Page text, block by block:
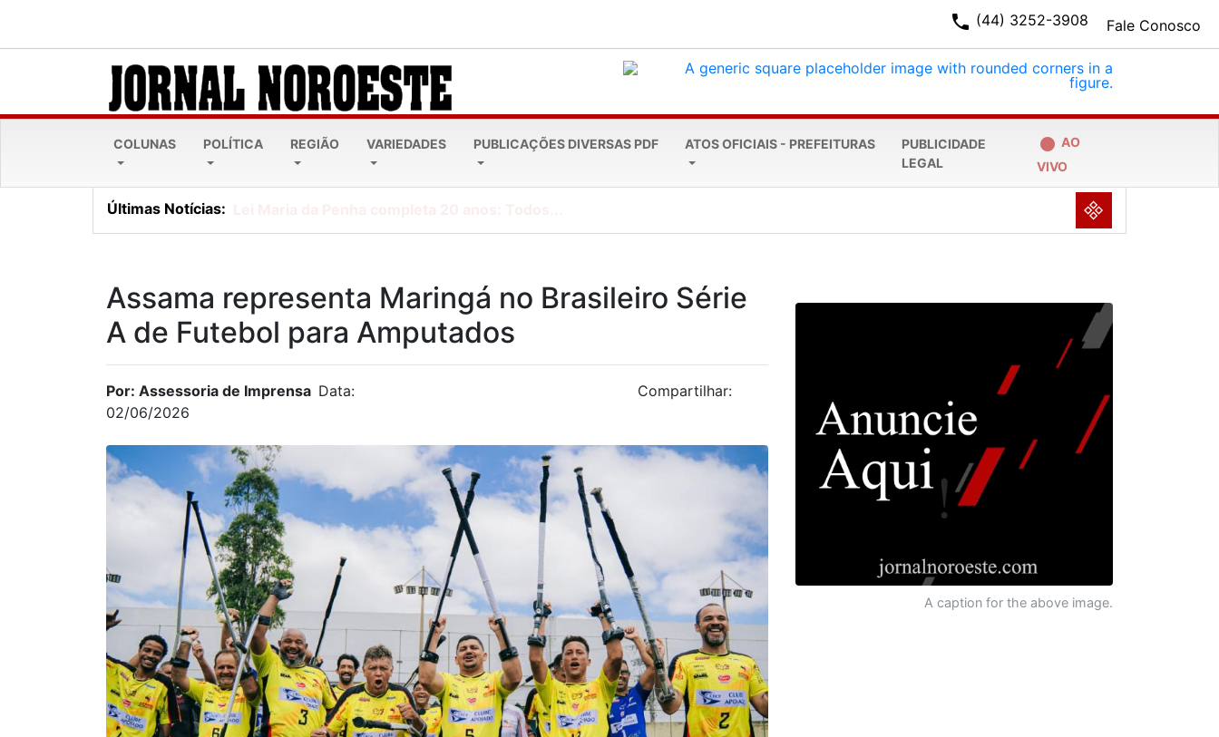
Fale Conosco
phone (44) 3252-3908
COLUNAS POLÍTICA REGIÃO VARIEDADES PUBLICAÇÕES DIVERSAS PDF ATOS OFICIAIS - PREFEITURAS
PUBLICIDADE
LEGAL
fiber_manual_record AO
VIVO
Últimas Notícias: NULL
Assama representa Maringá no Brasileiro Série
A de Futebol para Amputados
Por: Assessoria de Imprensa Data:
02/06/2026
Compartilhar:
A caption for the above image.